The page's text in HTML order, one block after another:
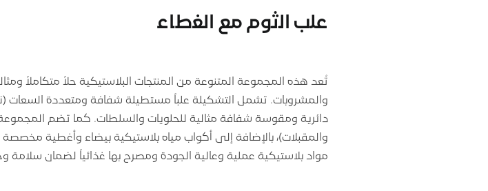
ﻋﻠب اﻟﺛوم ﻣﻊ اﻟﻐطﺎء
تُعد هذه المجموعة المتنوعة من المنتجات البلاستيكية حلاً متكاملاً
دائرية ومقوسة شفافة مثالية للحلويات والسلطات. كما تضم
والمقبلات)، بالإضافة إلى أكواب مياه بلاستيكية بيضاء وأغطية
مواد بلاستيكية عملية وعالية الجودة ومصرح بها غذائياً لضمان سلامة